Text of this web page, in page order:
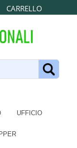
CARRELLO
UFFICIO